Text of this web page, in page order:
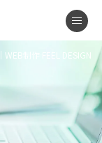
制作 FEEL DESIGN